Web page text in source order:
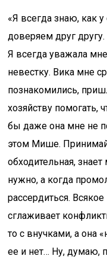
«Я всегда знаю, как
доверяем друг
Я всегда уважала
невестку. Вика мне
познакомились,
хозяйству помогать,
бы даже она мне не
этом Мише.
обходительная, знает
нужно, а когда
рассердиться.
сглаживает
то с внучками, а она
ее и нет… Ну, думаю,